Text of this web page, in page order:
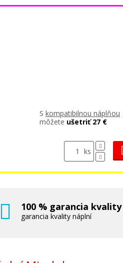
S kompatibilnou náplňou
môžete ušetriť 27 €
ks
100 % garancia kvality
garancia kvality náplní